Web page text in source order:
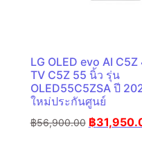
LG OLED evo AI
TV C5Z 55 นิ้ว รุ่น
OLED55C5ZSA ปี
ใหม่ประกันศูนย์
฿56,900.00 ฿